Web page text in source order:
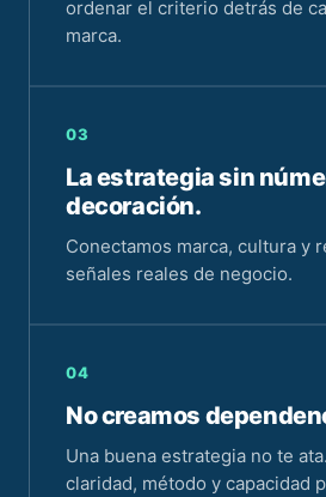
ordenar el criterio detrás de
marca.
03
La estrategia sin
decoración.
Conectamos marca, cultura y
señales reales de negocio.
04
No creamos
Una buena estrategia no te
claridad, método y capacidad